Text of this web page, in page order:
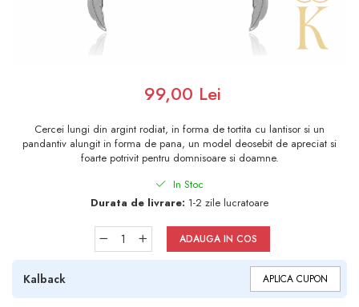
99,00 Lei
Cercei lungi din argint rodiat, in forma de tortita cu lantisor si un
pandantiv alungit in forma de pana, un model deosebit de apreciat si
foarte potrivit pentru domnisoare si doamne.
In Stoc
Durata de livrare: 1-2 zile lucratoare
ADAUGA IN COS
Kalback APLICA CUPON